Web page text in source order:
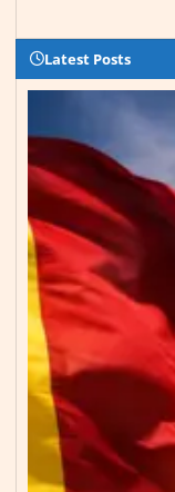
Latest Posts